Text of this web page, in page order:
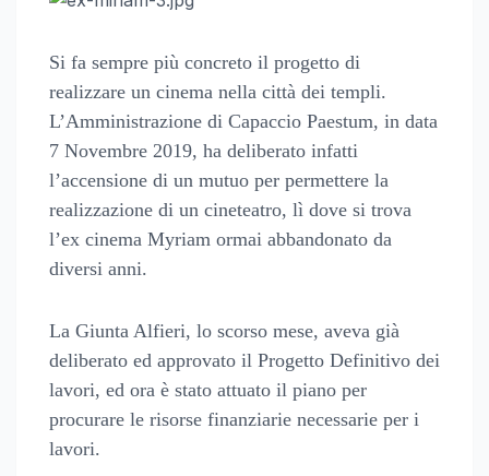
Si fa sempre più concreto il progetto di
realizzare un cinema nella città dei templi.
L’Amministrazione di Capaccio Paestum, in data
7 Novembre 2019, ha deliberato infatti
l’accensione di un mutuo per permettere la
realizzazione di un cineteatro, lì dove si trova
l’ex cinema Myriam ormai abbandonato da
diversi anni.
La Giunta Alfieri, lo scorso mese, aveva già
deliberato ed approvato il Progetto Definitivo dei
lavori, ed ora è stato attuato il piano per
procurare le risorse finanziarie necessarie per i
lavori.